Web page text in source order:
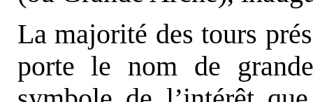
La majorité des tours
porte le nom de